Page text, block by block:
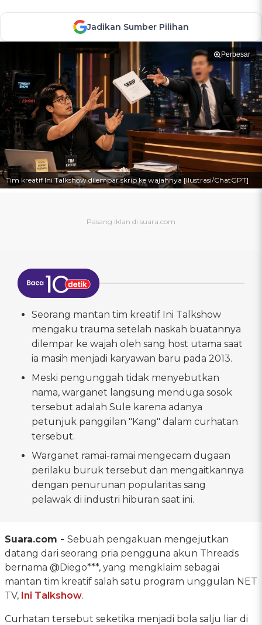
Jadikan Sumber Pilihan
Perbesar
Tim kreatif Ini Talkshow dilempar skrip ke wajahnya [Ilustrasi/ChatGPT]
Seorang mantan tim kreatif Ini Talkshow
mengaku trauma setelah naskah buatannya
dilempar ke wajah oleh sang host utama saat
ia masih menjadi karyawan baru pada 2013.
Meski pengunggah tidak menyebutkan
nama, warganet langsung menduga sosok
tersebut adalah Sule karena adanya
petunjuk panggilan "Kang" dalam curhatan
tersebut.
Warganet ramai-ramai mengecam dugaan
perilaku buruk tersebut dan mengaitkannya
dengan penurunan popularitas sang
pelawak di industri hiburan saat ini.
Suara.com - Sebuah pengakuan mengejutkan
datang dari seorang pria pengguna akun Threads
bernama @Diego***, yang mengklaim sebagai
mantan tim kreatif salah satu program unggulan NET
TV, Ini Talkshow.
Curhatan tersebut seketika menjadi bola salju liar di